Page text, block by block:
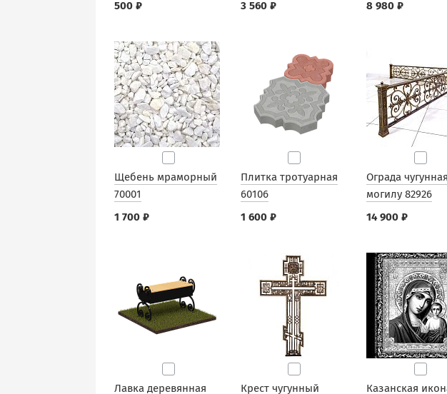
500 ₽
3 560 ₽
8 980 ₽
Щебень мраморный
70001
1 700 ₽
Плитка тротуарная
60106
1 600 ₽
Ограда
могилу 82926
14 900 ₽
Лавка деревянная
Крест чугунный
Казанская